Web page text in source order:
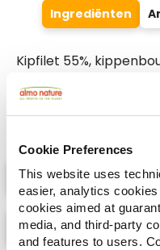
Cookie Preferences
This website uses
easier, analytics
cookies aimed at
media, and third-party
and features to users.
Ingrediënten
Kipfilet 55%,